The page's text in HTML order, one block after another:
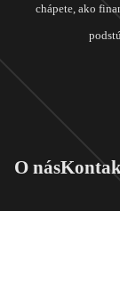
chápete, ako
O nás